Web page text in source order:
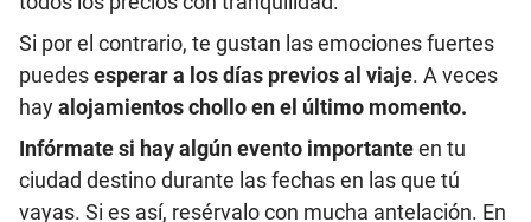
Si por el contrario, te gustan las emociones fuertes
puedesesperar a los días previos al viaje. A veces
hayalojamientos chollo en el último momento.
Infórmate si hay algún evento importanteen tu
ciudad destino durante las fechas en las que tú
vayas. Si es así, resérvalo con mucha antelación. En